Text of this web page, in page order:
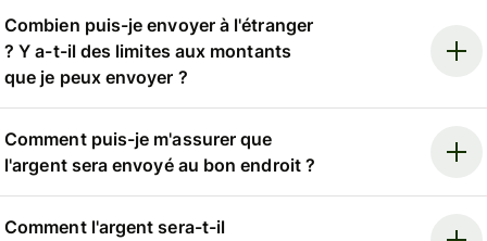
Combien puis-je envoyer à l'étranger
? Y a-t-il des limites aux montants
que je peux envoyer ?
Comment puis-je m'assurer que
l'argent sera envoyé au bon endroit ?
Comment l'argent sera-t-il